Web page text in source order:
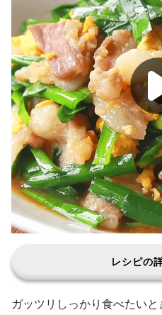
レシピの
ガッツリしっかり食べたい